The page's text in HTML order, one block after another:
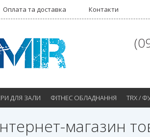
Оплата та доставка Контакти
ДЛЯ ЗАЛИ ФІТНЕС ОБЛАДНАННЯ TRX /
магазин